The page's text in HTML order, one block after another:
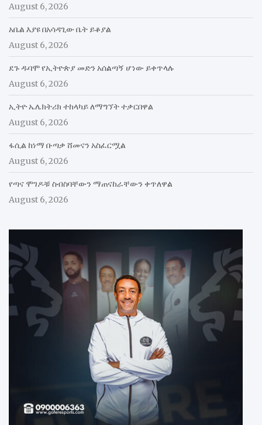
August 6, 2026
አቤል እያዩ በአሳዳጊው ቤት ይቆያል
August 6, 2026
ደጉ ዱባሞ የኢትዮጵያ መድን አሰልጣኝ ሆነው ይቀጥላሉ
August 6, 2026
ኢትዮ ኤሌክትሪክ ተከላካይ ለማግኘት ተቃርበዋል
August 6, 2026
ፋሲል ከነማ ቡጣቃ ሸመናን አስፈርሟል
August 6, 2026
የጣና ሞገዶቹ ስብስባቸውን ማጠናከራቸውን ቀጥለዋል
August 6, 2026